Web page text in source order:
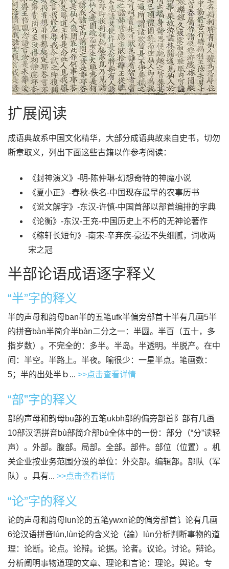
扩展阅读
成语典故系中国文化精华，大部分成语典故来自史书，切勿
断章取义，列出下面这些古籍以作参考阅读：
《封神演义》-明-陈仲琳-幻想奇特的神魔小说
《夏小正》-春秋-佚名-中国现存最早的农事历书
《说文解字》-东汉-许慎-中国首部以部首编排的字典
《论衡》-东汉-王充-中国历史上不朽的无神论著作
《稼轩长短句》-南宋-辛弃疾-豪迈不失细腻，词收两
宋之冠
半部论语成语逐字释义
“半”字的释义
半的声母和韵母ban半的五笔ufk半偏旁部首十半有几画5半
的拼音bàn半简介半bàn二分之一：半圆。半百（五十，多
指岁数）。不完全的：多半。半岛。半透明。半脱产。在中
间：半空。半路上。半夜。喻很少：一星半点。笔画数：
5；半的出处半ｂ... >>点击查看详情
“部”字的释义
部的声母和韵母bu部的五笔ukbh部的偏旁部首阝部有几画
10部汉语拼音bù部简介部bù全体中的一份：部分（“分”读轻
声）。外部。腹部。局部。全部。部件。部位（位置）。机
关企业按业务范围分设的单位：外交部。编辑部。部队（军
队）。具有... >>点击查看详情
“论”字的释义
论的声母和韵母lun论的五笔ywxn论的偏旁部首讠论有几画
6论汉语拼音lún,lùn论的含义论（論）lùn分析判断事物的道
理：论断。论点。论辩。论据。论者。议论。讨论。辩论。
分析阐明事物道理的文章、理论和言论：理论。舆论。专